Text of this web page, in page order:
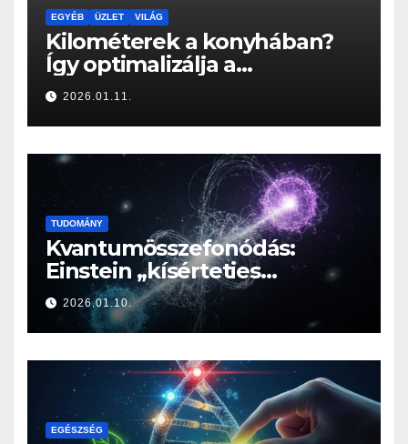
EGYÉB ÜZLET VILÁG
Kilométerek a konyhában?
Így optimalizálja a
Konyhabútor Guru az
otthonod mozgásközpontját
2026.01.11.
TUDOMÁNY
Kvantumösszefonódás:
Einstein „kísérteties
távolhatása” a valóság
határán
2026.01.10.
EGÉSZSÉG